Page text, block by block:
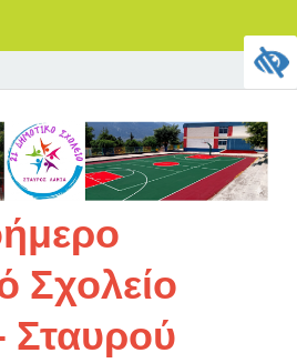
Σχολείο
Σταυρού